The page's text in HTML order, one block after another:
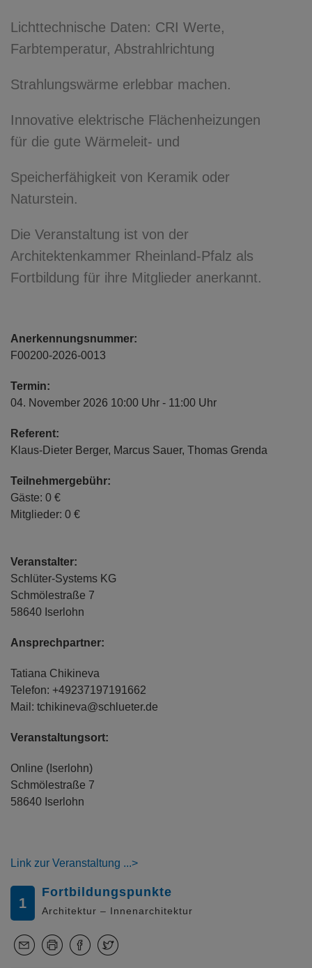
Lichttechnische Daten: CRI Werte,
Farbtemperatur, Abstrahlrichtung
Strahlungswärme erlebbar machen.
Innovative elektrische Flächenheizungen
für die gute Wärmeleit- und
Speicherfähigkeit von Keramik oder
Naturstein.
Die Veranstaltung ist von der
Architektenkammer Rheinland-Pfalz als
Fortbildung für ihre Mitglieder anerkannt.
Anerkennungsnummer:
F00200-2026-0013
Termin:
04. November 2026 10:00 Uhr - 11:00 Uhr
Referent:
Klaus-Dieter Berger, Marcus Sauer, Thomas Grenda
Teilnehmergebühr:
Gäste: 0 €
Mitglieder: 0 €
Veranstalter:
Schlüter-Systems KG
Schmölestraße 7
58640 Iserlohn
Ansprechpartner:
Tatiana Chikineva
Telefon: +49237197191662
Mail: tchikineva@schlueter.de
Veranstaltungsort:
Online (Iserlohn)
Schmölestraße 7
58640 Iserlohn
Link zur Veranstaltung
1
Fortbildungspunkte
Architektur – Innenarchitektur